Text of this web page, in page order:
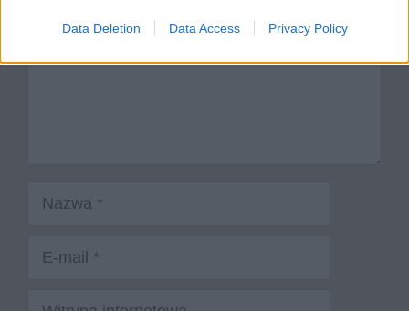
Data Deletion Data Access Privacy Policy
Witryna